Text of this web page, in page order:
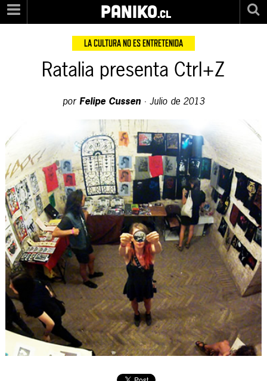
PANIKO.cl
LA CULTURA NO ES ENTRETENIDA
Ratalia presenta Ctrl+Z
por Felipe Cussen· Julio de 2013